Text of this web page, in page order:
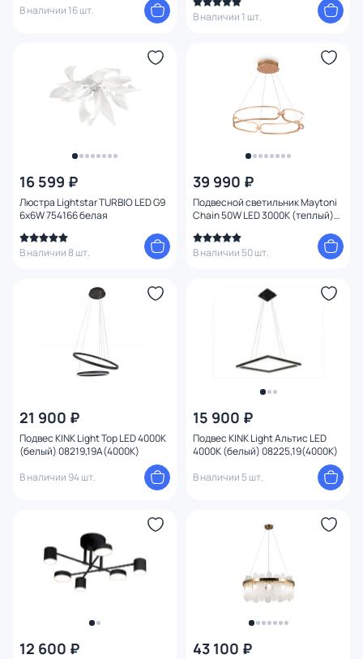
В наличии 16 шт. В наличии 1 шт.
16 599 ₽
Люстра Lightstar TURBIO LED G9
6х6W 754166 белая
В наличии 8 шт.
39 990 ₽
Подвесной светильник Maytoni
Chain 50W LED 3000К (теплый)
В наличии 50 шт.
21 900 ₽
Подвес KINK Light Тор LED 4000К
(белый) 08219,19A(4000K)
В наличии 94 шт.
15 900 ₽
Подвес KINK Light Альтис LED
4000К (белый) 08225,19(4000K)
В наличии 5 шт.
12 600 ₽ 43 100 ₽